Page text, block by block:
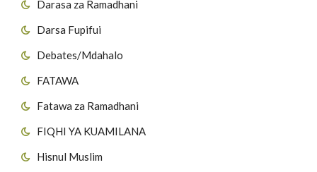
Darasa za Ramadhani
Darsa Fupifui
Debates/Mdahalo
FATAWA
Fatawa za Ramadhani
FIQHI YA KUAMILANA
Hisnul Muslim